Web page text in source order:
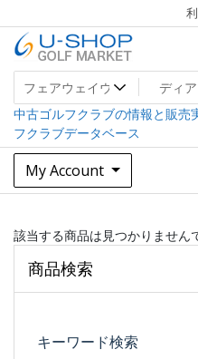
to
content
U-SHOP Golf
中古ゴルフクラブ最大級！U-
中古ゴルフクラブの情報と販売
フクラブデータベース
My Account
該当する商品は見つかりません
商品検索
キーワード検索